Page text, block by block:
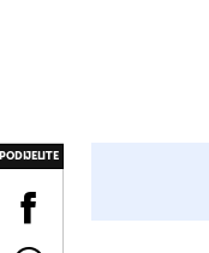
PODIJELITE